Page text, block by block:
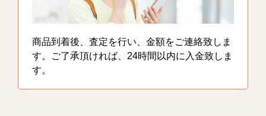
商品到着後、査定を行い、金額をご連絡致しま
す。ご了承頂ければ、24時間以内に入金致しま
す。